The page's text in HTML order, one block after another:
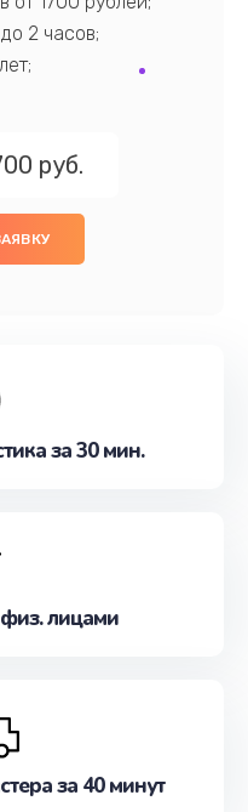
2 часов;
руб.
за 30 мин.
лицами
за 40 минут